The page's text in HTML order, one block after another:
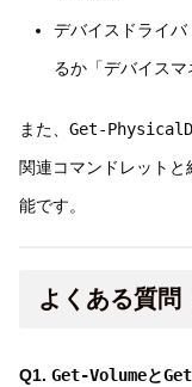
デバイスドライ
るか「デバイス
また、 Get-
関連コマンドレット
能です。
よくある質問
Q1. Get-Volumeと